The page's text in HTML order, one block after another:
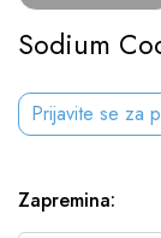
Sodium
Prijavite se za
Zapremina: